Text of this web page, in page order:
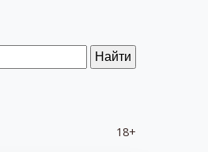
Найти
18+